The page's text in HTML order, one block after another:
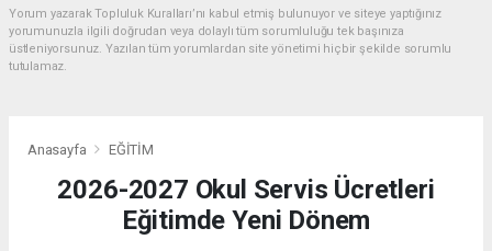
Yorum yazarak Topluluk Kuralları’nı kabul etmiş bulunuyor ve siteye yaptığınız
yorumunuzla ilgili doğrudan veya dolaylı tüm sorumluluğu tek başınıza
üstleniyorsunuz. Yazılan tüm yorumlardan site yönetimi hiçbir şekilde sorumlu
tutulamaz.
Anasayfa EĞİTİM
2026-2027 Okul Servis Ücretleri
Eğitimde Yeni Dönem